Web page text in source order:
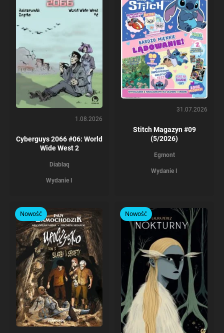
1.08.2026
Cyberguys 2066 #06: World
Wide West 2
Diablaq
Wydanie I
31.07.2026
Stitch Magazyn #09
(5/2026)
Egmont
Wydanie I
Nowość Nowość